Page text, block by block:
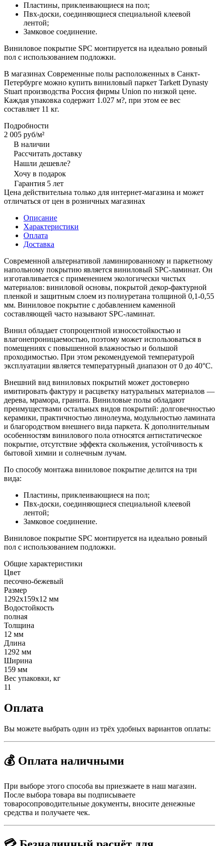
Пластины, приклеивающиеся на пол;
Пвх-доски, соединяющиеся специальной клеевой
лентой;
Замковое соединение.
Виниловое покрытие SPC монтируется на идеально ровный
пол с использованием подложки.
В магазинах Современные полы расположенных в Санкт-
Петербурге можно купить виниловый паркет Tarkett Dynasty
Stuart производства Россия фирмы Union по низкой цене.
Каждая упаковка содержит 1.027 м?, при этом ее вес
составляет 11 кг.
Подробности
2 005 руб/м²
В наличии
Рассчитать доставку
Нашли дешевле?
Хочу в подарок
Гарантия 5 лет
Цена действительна только для интернет-магазина и может
отличаться от цен в розничных магазинах
Описание
Характеристики
Оплата
Доставка
Современной альтернативой ламинированному и паркетному
напольному покрытию является виниловый SPC-ламинат. Он
изготавливается с применением экологически чистых
материалов: виниловой основы, покрытой декор-фактурной
пленкой и защитным слоем из полиуретана толщиной 0,1-0,55
мм. Виниловое покрытие с добавлением каменной
составляющей часто называют SPC-ламинат.
Винил обладает стопроцентной износостойкостью и
влагонепроницаемостью, поэтому может использоваться в
помещениях с повышенной влажностью и большой
проходимостью. При этом рекомендуемой температурой
эксплуатации является температурный диапазон от 0 до 40°С.
Внешний вид виниловых покрытий может достоверно
имитировать фактуру и расцветку натуральных материалов —
дерева, мрамора, гранита. Виниловые полы обладают
преимуществами остальных видов покрытий: долговечностью
керамики, практичностью линолеума, модульностью ламината
и благородством внешнего вида паркета. К дополнительным
особенностям винилового пола относятся антистатическое
покрытие, отсутствие эффекта скольжения, устойчивость к
бытовой химии и солнечным лучам.
По способу монтажа виниловое покрытие делится на три
вида:
Пластины, приклеивающиеся на пол;
Пвх-доски, соединяющиеся специальной клеевой
лентой;
Замковое соединение.
Виниловое покрытие SPC монтируется на идеально ровный
пол с использованием подложки.
Общие характеристики
Цвет
песочно-бежевый
Размер
1292x159x12 мм
Водостойкость
полная
Толщина
12 мм
Длина
1292 мм
Ширина
159 мм
Вес упаковки, кг
11
Оплата
Вы можете выбрать один из трёх удобных вариантов оплаты:
💰 Оплата наличными
При выборе этого способа вы приезжаете в наш магазин.
После выбора товара вы подписываете
товаросопроводительные документы, вносите денежные
средства и получаете чек.